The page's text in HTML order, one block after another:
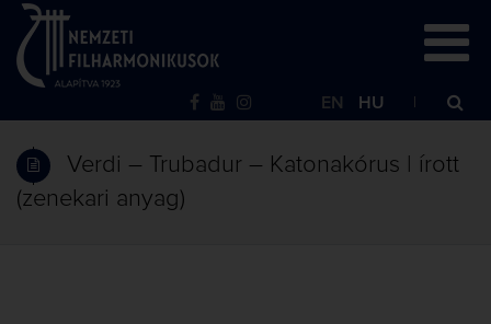
EN HU
Verdi – Trubadur – Katonakórus | írott
(zenekari anyag)